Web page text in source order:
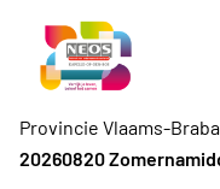
Provincie Vlaams-
20260820